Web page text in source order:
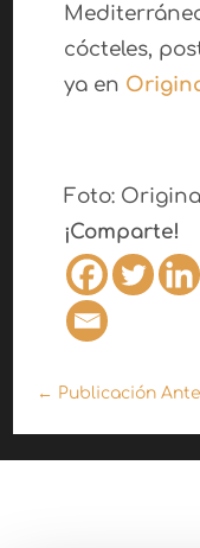
cócteles,
ya en
Foto:
¡Comparte!
← Publicación